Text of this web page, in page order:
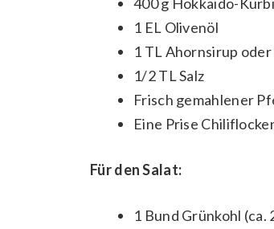
1 EL Olivenöl
1 TL Ahornsirup
1/2 TL Salz
Frisch gemahlener
Eine Prise
Für den Salat:
1 Bund Grünkohl (ca.